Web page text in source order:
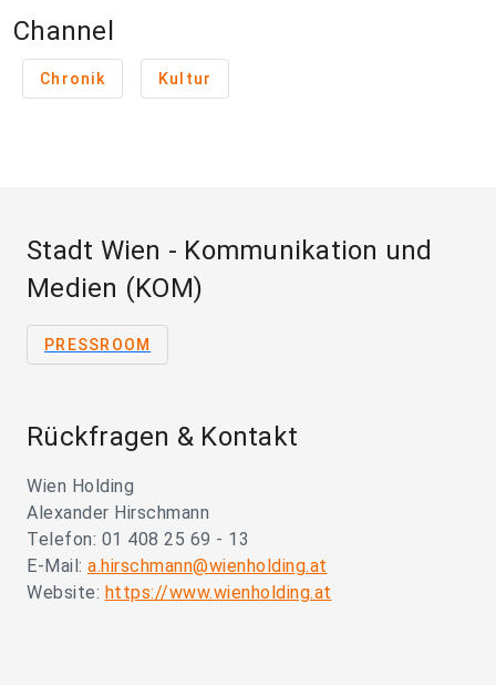
Channel
Chronik Kultur
Stadt Wien - Kommunikation und
Medien (KOM)
PRESSROOM
Rückfragen & Kontakt
Wien Holding
Alexander Hirschmann
Telefon: 01 408 25 69 - 13
E-Mail: a.hirschmann@wienholding.at
Website: https://www.wienholding.at